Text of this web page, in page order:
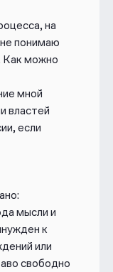
на
понимаю
Как можно
мной
властей
если
мысли и
к
или
свободно